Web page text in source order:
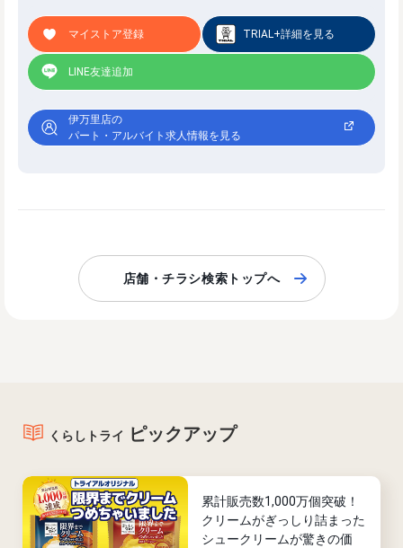
マイストア登録 TRIAL+詳細を見る
LINE友達追加
伊万里店の
パート・アルバイト求人情報を見る
店舗・チラシ検索トップへ
くらしトライ ピックアップ
累計販売数1,000万個突破！
クリームがぎっしり詰まった
シュークリームが驚きの価